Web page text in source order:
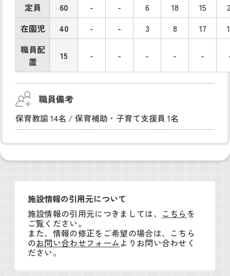
定員
60 - - 6 18 15
在園児
40 - - 3 8 17
職員配
置
15 - - - - -
職員備考
保育教諭 14名 / 保育補助・子育て支援員 1名
施設情報の引用元について
施設情報の引用元につきましては、 こちら を
ご覧ください。
また、情報の修正をご希望の場合は、こちら
のお問い合わせフォームよりお問い合わせく
ださい。